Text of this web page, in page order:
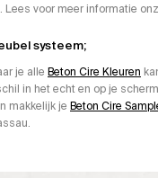
Lees voor meer informatie
systeem;
je alle Beton Cire Kleuren
in het echt en op je
makkelijk je Beton Cire